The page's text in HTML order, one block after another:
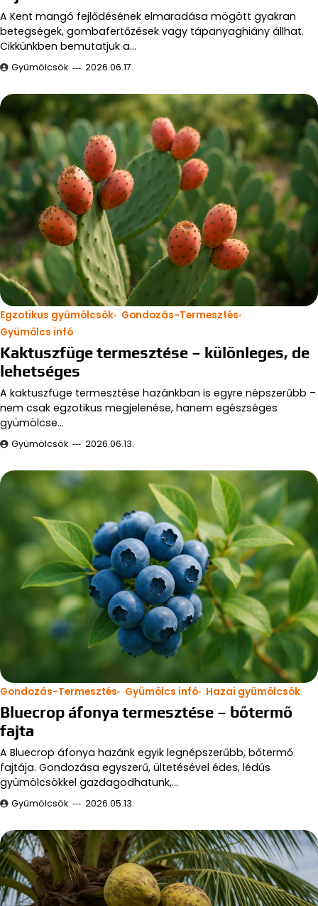
A Kent mangó fejlődésének elmaradása mögött gyakran
betegségek, gombafertőzések vagy tápanyaghiány állhat.
Cikkünkben bemutatjuk a…
Gyümölcsök 2026.06.17.
Egzotikus gyümölcsök
Gondozás-Termesztés
Gyümölcs infó
Kaktuszfüge termesztése – különleges, de
lehetséges
A kaktuszfüge termesztése hazánkban is egyre népszerűbb –
nem csak egzotikus megjelenése, hanem egészséges
gyümölcse…
Gyümölcsök 2026.06.13.
Gondozás-Termesztés Gyümölcs infó Hazai gyümölcsök
Bluecrop áfonya termesztése – bőtermő
fajta
A Bluecrop áfonya hazánk egyik legnépszerűbb, bőtermő
fajtája. Gondozása egyszerű, ültetésével édes, lédús
gyümölcsökkel gazdagodhatunk,…
Gyümölcsök 2026.05.13.